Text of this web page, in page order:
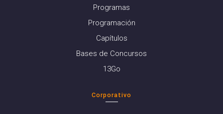
Programas
Programación
Capítulos
Bases de Concursos
13Go
Corporativo